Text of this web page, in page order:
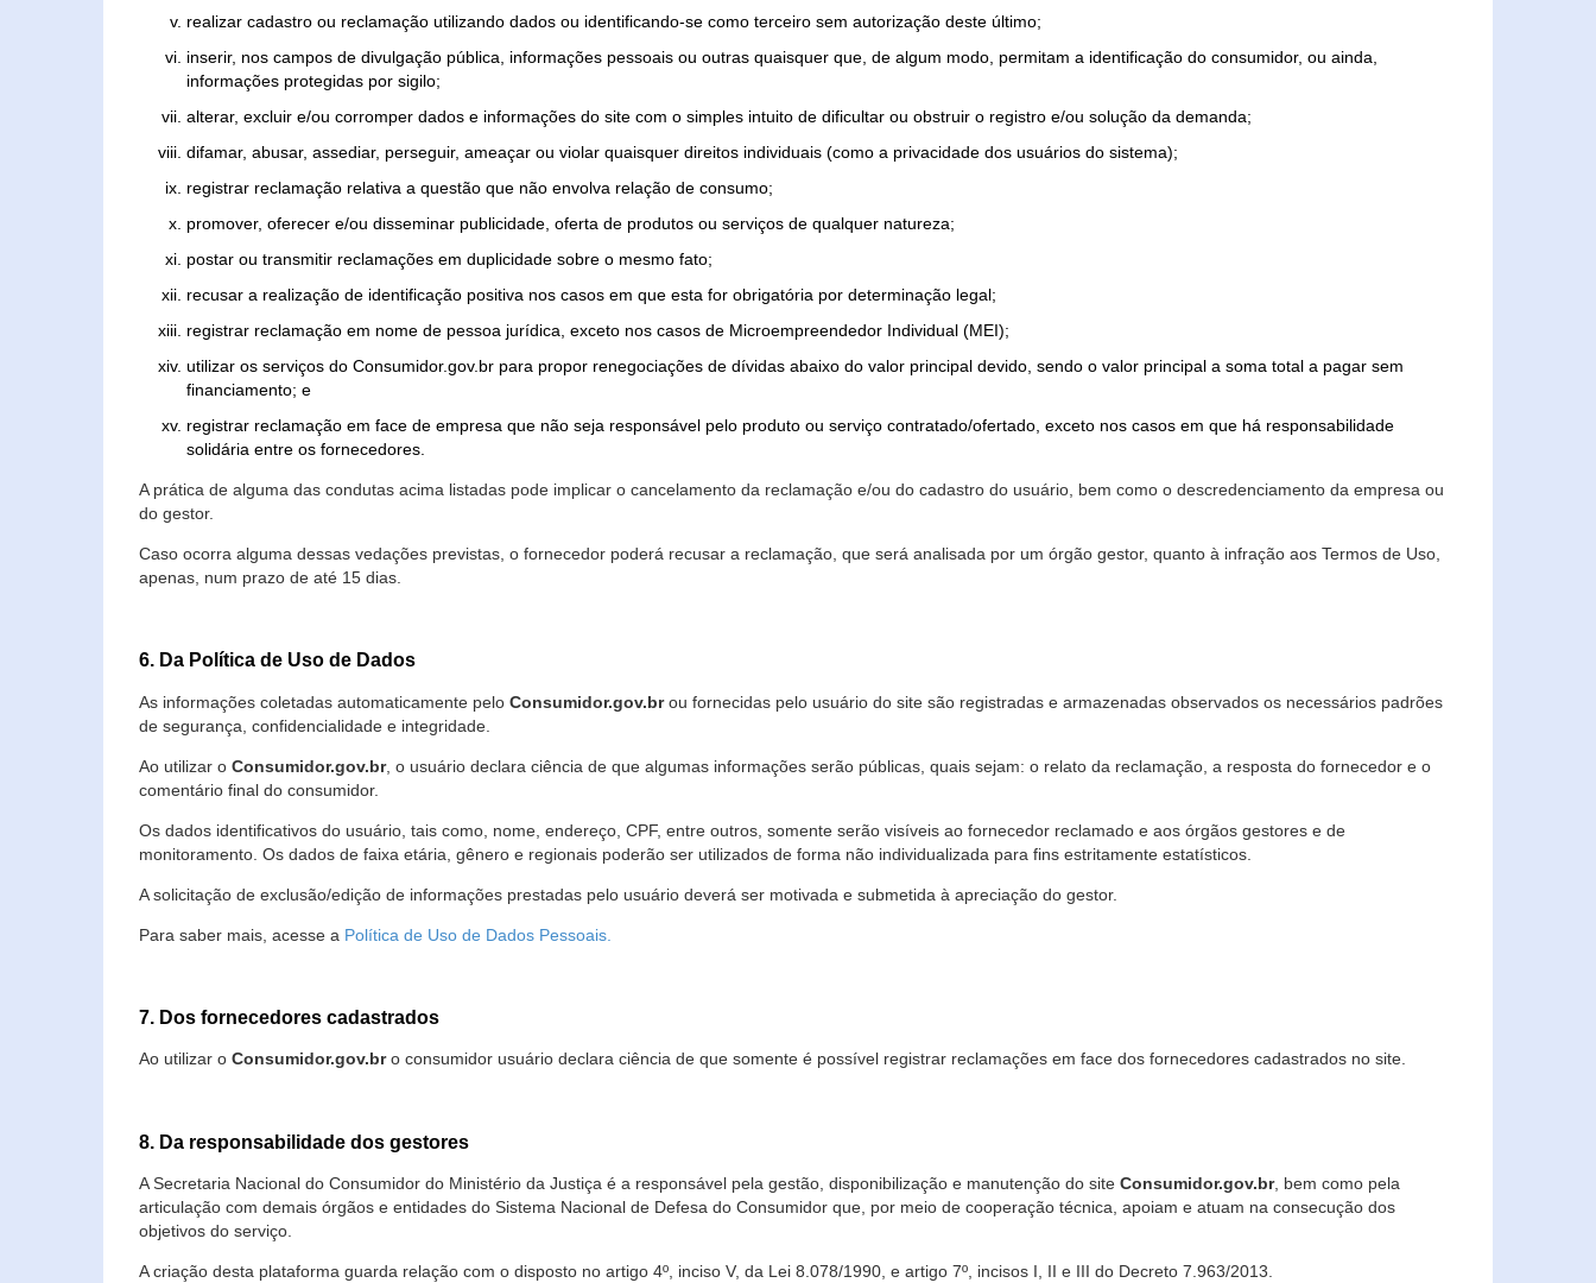
realizar cadastro ou reclamação utilizando dados ou identificando-se como terceiro sem autorização deste último;
inserir, nos campos de divulgação pública, informações pessoais ou outras quaisquer que, de algum modo, permitam a identificação do consumidor, ou ainda,
informações protegidas por sigilo;
alterar, excluir e/ou corromper dados e informações do site com o simples intuito de dificultar ou obstruir o registro e/ou solução da demanda;
difamar, abusar, assediar, perseguir, ameaçar ou violar quaisquer direitos individuais (como a privacidade dos usuários do sistema);
registrar reclamação relativa a questão que não envolva relação de consumo;
promover, oferecer e/ou disseminar publicidade, oferta de produtos ou serviços de qualquer natureza;
postar ou transmitir reclamações em duplicidade sobre o mesmo fato;
recusar a realização de identificação positiva nos casos em que esta for obrigatória por determinação legal;
registrar reclamação em nome de pessoa jurídica, exceto nos casos de Microempreendedor Individual (MEI);
utilizar os serviços do Consumidor.gov.br para propor renegociações de dívidas abaixo do valor principal devido, sendo o valor principal a soma total a pagar sem
financiamento; e
registrar reclamação em face de empresa que não seja responsável pelo produto ou serviço contratado/ofertado, exceto nos casos em que há responsabilidade
solidária entre os fornecedores.
A prática de alguma das condutas acima listadas pode implicar o cancelamento da reclamação e/ou do cadastro do usuário, bem como o descredenciamento da empresa ou
do gestor.
Caso ocorra alguma dessas vedações previstas, o fornecedor poderá recusar a reclamação, que será analisada por um órgão gestor, quanto à infração aos Termos de Uso,
apenas, num prazo de até 15 dias.
6. Da Política de Uso de Dados
As informações coletadas automaticamente pelo Consumidor.gov.brou fornecidas pelo usuário do site são registradas e armazenadas observados os necessários padrões
de segurança, confidencialidade e integridade.
Ao utilizar o Consumidor.gov.br, o usuário declara ciência de que algumas informações serão públicas, quais sejam: o relato da reclamação, a resposta do fornecedor e o
comentário final do consumidor.
Os dados identificativos do usuário, tais como, nome, endereço, CPF, entre outros, somente serão visíveis ao fornecedor reclamado e aos órgãos gestores e de
monitoramento. Os dados de faixa etária, gênero e regionais poderão ser utilizados de forma não individualizada para fins estritamente estatísticos.
A solicitação de exclusão/edição de informações prestadas pelo usuário deverá ser motivada e submetida à apreciação do gestor.
Para saber mais, acesse a Política de Uso de Dados Pessoais.
7. Dos fornecedores cadastrados
Ao utilizar o Consumidor.gov.bro consumidor usuário declara ciência de que somente é possível registrar reclamações em face dos fornecedores cadastrados no site.
8. Da responsabilidade dos gestores
A Secretaria Nacional do Consumidor do Ministério da Justiça é a responsável pela gestão, disponibilização e manutenção do site Consumidor.gov.br, bem como pela
articulação com demais órgãos e entidades do Sistema Nacional de Defesa do Consumidor que, por meio de cooperação técnica, apoiam e atuam na consecução dos
objetivos do serviço.
A criação desta plataforma guarda relação com o disposto no artigo 4º, inciso V, da Lei 8.078/1990, e artigo 7º, incisos I, II e III do Decreto 7.963/2013.